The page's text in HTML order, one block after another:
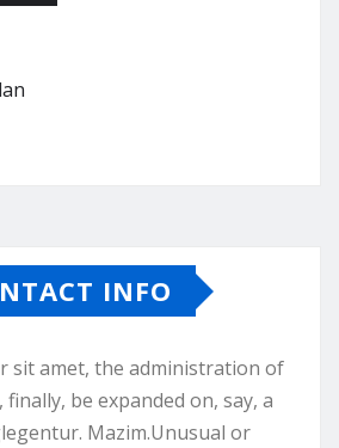
INFO
sit amet, the administration of
be expanded on, say, a
Mazim.Unusual or